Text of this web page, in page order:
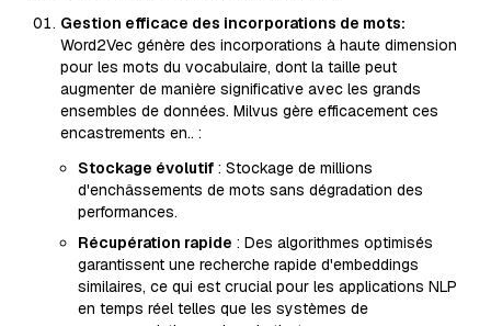
Gestion efficace des incorporations de mots:
Word2Vec génère des incorporations à haute dimension
pour les mots du vocabulaire, dont la taille peut
augmenter de manière significative avec les grands
ensembles de données. Milvus gère efficacement ces
encastrements en.. :
Stockage évolutif : Stockage de millions
d'enchâssements de mots sans dégradation des
performances.
Récupération rapide : Des algorithmes optimisés
garantissent une recherche rapide d'embeddings
similaires, ce qui est crucial pour les applications NLP
en temps réel telles que les systèmes de